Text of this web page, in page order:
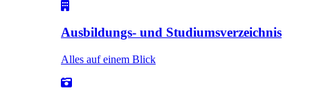
Ausbildungs- und Studiumsverzeichnis
Alles auf einem Blick